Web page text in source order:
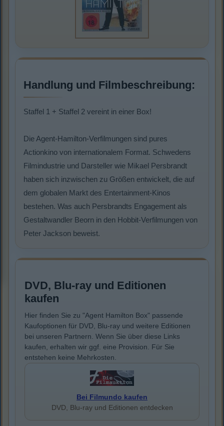
Handlung und Filmbeschreibung:
Staffel 1 + Staffel 2 vereint in einer Box!
Die Agent-Hamilton-Verfilmungen sind pures
Actionkino von internationalem Format. Schwedens
Filmindustrie und Darsteller wie Mikael Persbrandt
haben sich inzwischen zu Größen entwickelt, die auf
dem globalen Markt des Entertainment-Kinos
bestehen. Was auch Persbrandts Engagement als
Gestaltwandler Beorn in den Hobbit-Verfilmungen von
Peter Jackson beweist.
DVD, Blu-ray und Editionen
kaufen
Hier finden Sie zu "Agent Hamilton Box" passende
Kaufoptionen für DVD, Blu-ray und weitere Editionen
bei unseren Partnern. Wenn Sie über diese Links
kaufen, erhalten wir ggf. eine Provision. Für Sie
entstehen keine Mehrkosten.
Bei Filmundo kaufen
DVD, Blu-ray und Editionen entdecken